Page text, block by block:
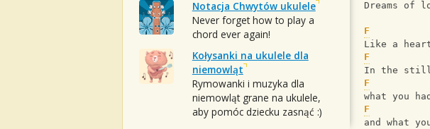
Dreams of
F
Like a
F
In the
F
what you had
F
and what
Notacja Chwytów ukulele
Never forget how to play a
chord ever again!
Kołysanki na ukulele dla
niemowląt
Rymowanki i muzyka dla
niemowląt grane na ukulele,
aby pomóc dziecku zasnąć :)